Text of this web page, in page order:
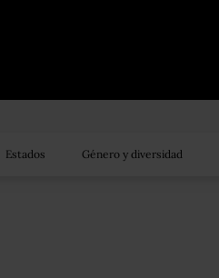
Estados Género y diversidad